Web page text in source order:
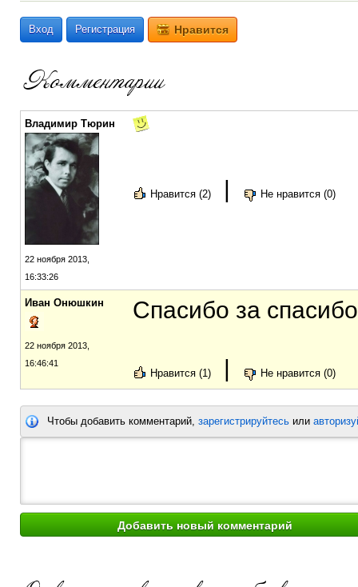
Вход Регистрация Нравится
Владимир Тюрин
22 ноября 2013,
16:33:26
Нравится (2) | Не нравится (0)
Иван Онюшкин
22 ноября 2013,
16:46:41
Спасибо за
Нравится (1) | Не нравится (0)
Чтобы добавить комментарий, зарегистрируйтесь или